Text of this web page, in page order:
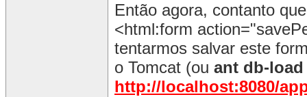
Então agora, contanto
<html:form
tentarmos salvar este
o Tomcat (ou ant db-
http://localhost:8080/